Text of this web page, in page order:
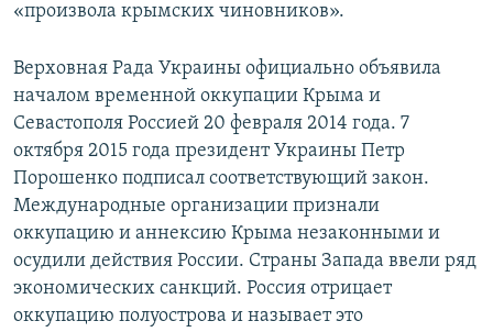
«произвола крымских чиновников».
Верховная Рада Украины официально объявила
началом временной оккупации Крыма и
Севастополя Россией 20 февраля 2014 года. 7
октября 2015 года президент Украины Петр
Порошенко подписал соответствующий закон.
Международные организации признали
оккупацию и аннексию Крыма незаконными и
осудили действия России. Страны Запада ввели ряд
экономических санкций. Россия отрицает
оккупацию полуострова и называет это